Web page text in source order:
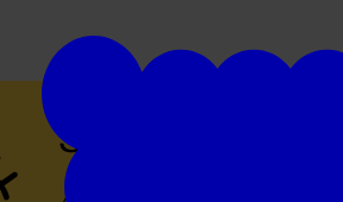
Suivez toutes